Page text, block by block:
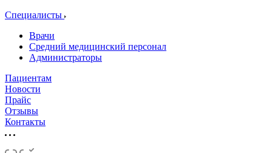
Специалисты
Врачи
Средний медицинский персонал
Администраторы
Пациентам
Новости
Прайс
Отзывы
Контакты